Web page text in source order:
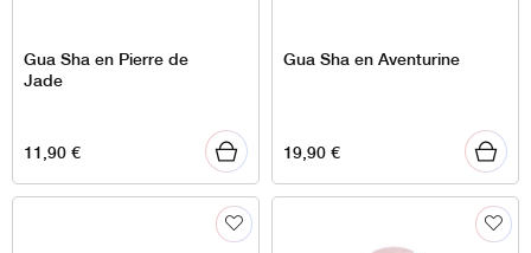
Gua Sha en Pierre de
Jade
11,90€
Gua Sha en Aventurine
19,90€